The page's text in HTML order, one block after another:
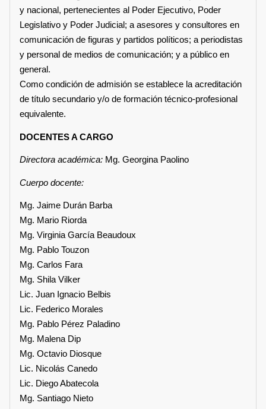
y nacional, pertenecientes al Poder Ejecutivo, Poder
Legislativo y Poder Judicial; a asesores y consultores en
comunicación de figuras y partidos políticos; a periodistas
y personal de medios de comunicación; y a público en
general.
Como condición de admisión se establece la acreditación
de título secundario y/o de formación técnico-profesional
equivalente.
DOCENTES A CARGO
Directora académica: Mg. Georgina Paolino
Cuerpo docente:
Mg. Jaime Durán Barba
Mg. Mario Riorda
Mg. Virginia García Beaudoux
Mg. Pablo Touzon
Mg. Carlos Fara
Mg. Shila Vilker
Lic. Juan Ignacio Belbis
Lic. Federico Morales
Mg. Pablo Pérez Paladino
Mg. Malena Dip
Mg. Octavio Diosque
Lic. Nicolás Canedo
Lic. Diego Abatecola
Mg. Santiago Nieto